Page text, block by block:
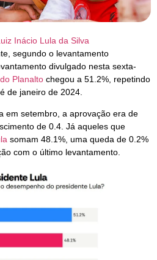
Inácio Lula da Silva
segundo o levantamento
divulgado nesta sexta-
Planalto chegou a 51.2%, repetindo
de janeiro de 2024.
em setembro, a aprovação era de
de 0.4. Já aqueles que
somam 48.1%, uma queda de 0.2%
com o último levantamento.